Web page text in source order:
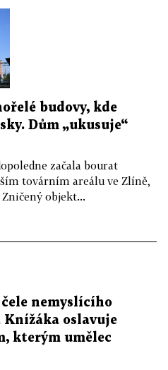
budovy, kde
Dům „ukusuje“
začala bourat
továrním areálu ve Zlíně,
objekt...
nemyslícího
Knížáka oslavuje
kterým umělec